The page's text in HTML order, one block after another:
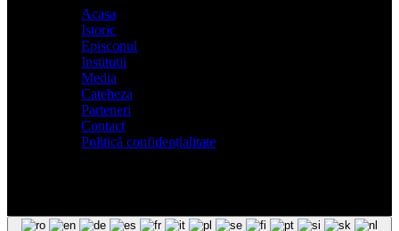
Acasa
Istoric
Episcopul
Institutii
Media
Cateheza
Parteneri
Contact
Politică confidențialitate